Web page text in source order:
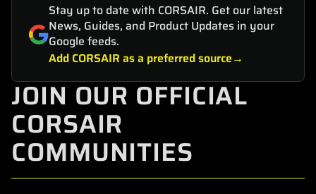
Stay up to date with CORSAIR. Get our latest
News, Guides, and Product Updates in your
Google feeds.
Add CORSAIR as a preferred source
JOIN OUR OFFICIAL
CORSAIR
COMMUNITIES